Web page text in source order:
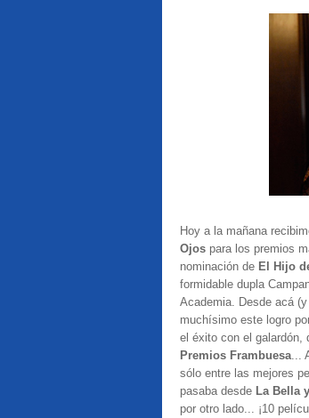
Hoy a la mañana
Ojos para los premios
nominación de El Hijo
formidable dupla
Academia. Desde acá
muchísimo este logro
el éxito con el galardón,
Premios Frambuesa...
sólo entre las mejores
pasaba desde La Bella
por otro lado... ¡10